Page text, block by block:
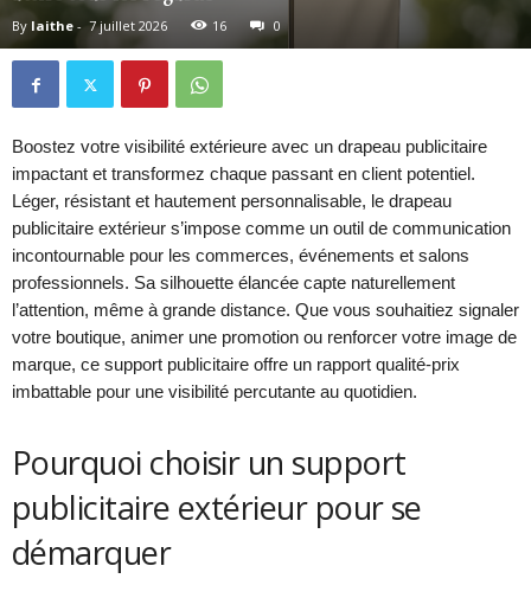
By laithe - 7 juillet 2026 16 0
Boostez votre visibilité extérieure avec un drapeau publicitaire
impactant et transformez chaque passant en client potentiel.
Léger, résistant et hautement personnalisable, le drapeau
publicitaire extérieur s’impose comme un outil de communication
incontournable pour les commerces, événements et salons
professionnels. Sa silhouette élancée capte naturellement
l’attention, même à grande distance. Que vous souhaitiez signaler
votre boutique, animer une promotion ou renforcer votre image de
marque, ce support publicitaire offre un rapport qualité-prix
imbattable pour une visibilité percutante au quotidien.
Pourquoi choisir un support
publicitaire extérieur pour se
démarquer